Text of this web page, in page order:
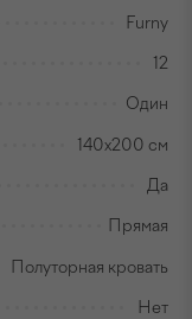
Furny
12
Один
140x200 см
Да
Прямая
Полуторная кровать
Нет